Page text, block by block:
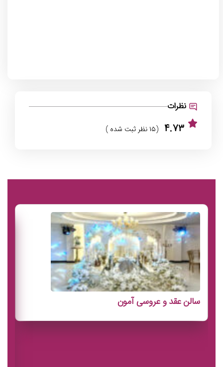
نظرات
۴.۷۳ (۱۵ نظر ثبت شده )
سالن عقد و عروسی آمون